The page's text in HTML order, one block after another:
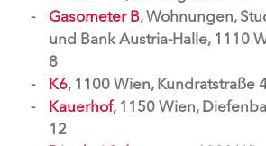
Gasometer B, Wohnungen,
und Bank Austria-Halle, 1110
8
K6, 1100 Wien, Kundratstraße
Kauerhof, 1150 Wien,
12